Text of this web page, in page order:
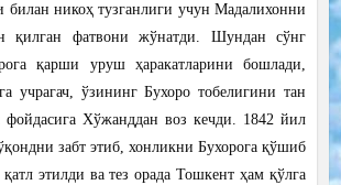
билан никоҳ тузганлиги учун Мадалихонни
қилган фатвони жўнатди. Шундан сўнг
қарши уруш ҳаракатларини бошлади,
учрагач, ўзининг Бухоро тобелигини тан
Хўжанддан воз кечди. 1842 йил
забт этиб, хонликни Бухорога қўшиб
этилди ва тез орада Тошкент ҳам қўлга